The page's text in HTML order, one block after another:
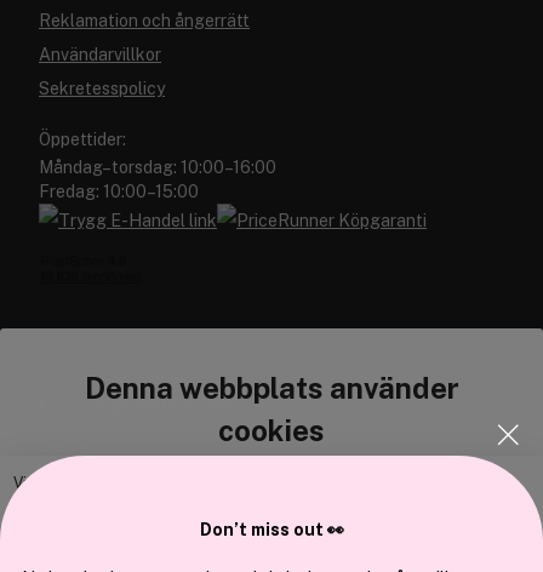
Denna webbplats använder
cookies
Vi använder enhetsidentifierare för att anpassa innehållet och
Reklamation och ångerrätt
Användarvillkor
Sekretesspolicy
Öppettider:
Måndag–torsdag: 10:00–16:00
Fredag: 10:00–15:00
Cocopanda.se
Don’t miss out 👀